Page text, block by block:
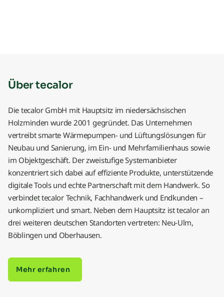
Über tecalor
Die tecalor GmbH mit Hauptsitz im niedersächsischen
Holzminden wurde 2001 gegründet. Das Unternehmen
vertreibt smarte Wärmepumpen- und Lüftungslösungen für
Neubau und Sanierung, im Ein- und Mehrfamilienhaus sowie
im Objektgeschäft. Der zweistufige Systemanbieter
konzentriert sich dabei auf effiziente Produkte, unterstützende
digitale Tools und echte Partnerschaft mit dem Handwerk. So
verbindet tecalor Technik, Fachhandwerk und Endkunden –
unkompliziert und smart. Neben dem Hauptsitz ist tecalor an
drei weiteren deutschen Standorten vertreten: Neu-Ulm,
Böblingen und Oberhausen.
Mehr erfahren